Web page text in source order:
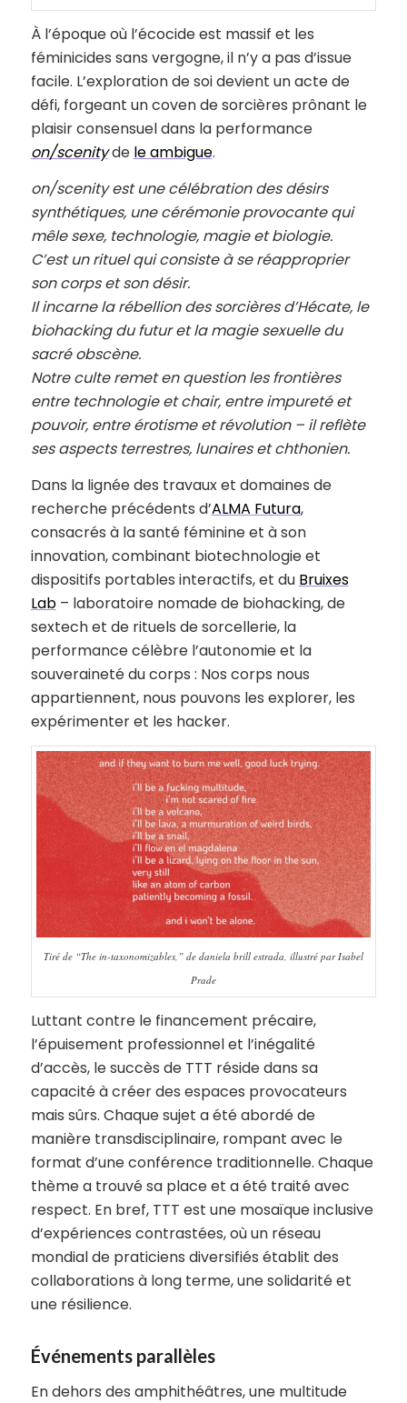
À l’époque où l’écocide est massif et les
féminicides sans vergogne, il n’y a pas d’issue
facile. L’exploration de soi devient un acte de
défi, forgeant un coven de sorcières prônant le
plaisir consensuel dans la performance
on/scenityde le ambigue.
on/scenity est une célébration des désirs
synthétiques, une cérémonie provocante qui
mêle sexe, technologie, magie et biologie.
C’est un rituel qui consiste à se réapproprier
son corps et son désir.
Il incarne la rébellion des sorcières d’Hécate, le
biohacking du futur et la magie sexuelle du
sacré obscène.
Notre culte remet en question les frontières
entre technologie et chair, entre impureté et
pouvoir, entre érotisme et révolution – il reflète
ses aspects terrestres, lunaires et chthonien.
Dans la lignée des travaux et domaines de
recherche précédents d’ALMA Futura,
consacrés à la santé féminine et à son
innovation, combinant biotechnologie et
dispositifs portables interactifs, et du Bruixes
Lab– laboratoire nomade de biohacking, de
sextech et de rituels de sorcellerie, la
performance célèbre l’autonomie et la
souveraineté du corps : Nos corps nous
appartiennent, nous pouvons les explorer, les
expérimenter et les hacker.
Tiré de “The in-taxonomizables,” de daniela brill estrada, illustré par Isabel
Prade
Luttant contre le financement précaire,
l’épuisement professionnel et l’inégalité
d’accès, le succès de TTT réside dans sa
capacité à créer des espaces provocateurs
mais sûrs. Chaque sujet a été abordé de
manière transdisciplinaire, rompant avec le
format d’une conférence traditionnelle. Chaque
thème a trouvé sa place et a été traité avec
respect. En bref, TTT est une mosaïque inclusive
d’expériences contrastées, où un réseau
mondial de praticiens diversifiés établit des
collaborations à long terme, une solidarité et
une résilience.
Événements parallèles
En dehors des amphithéâtres, une multitude